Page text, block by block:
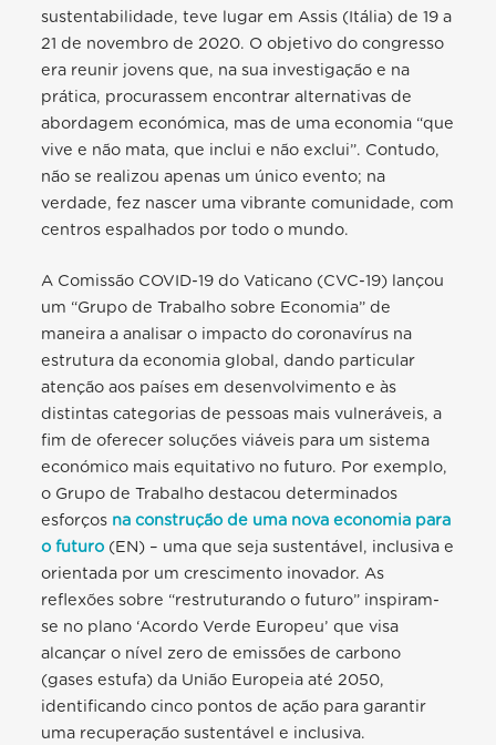
sustentabilidade, teve lugar em Assis (Itália) de 19 a
21 de novembro de 2020. O objetivo do congresso
era reunir jovens que, na sua investigação e na
prática, procurassem encontrar alternativas de
abordagem económica, mas de uma economia “que
vive e não mata, que inclui e não exclui”. Contudo,
não se realizou apenas um único evento; na
verdade, fez nascer uma vibrante comunidade, com
centros espalhados por todo o mundo.
A Comissão COVID-19 do Vaticano (CVC-19) lançou
um “Grupo de Trabalho sobre Economia” de
maneira a analisar o impacto do coronavírus na
estrutura da economia global, dando particular
atenção aos países em desenvolvimento e às
distintas categorias de pessoas mais vulneráveis, a
fim de oferecer soluções viáveis para um sistema
económico mais equitativo no futuro. Por exemplo,
o Grupo de Trabalho destacou determinados
esforços na construção de uma nova economia para
o futuro (EN) – uma que seja sustentável, inclusiva e
orientada por um crescimento inovador. As
reflexões sobre “restruturando o futuro” inspiram-
se no plano ‘Acordo Verde Europeu’ que visa
alcançar o nível zero de emissões de carbono
(gases estufa) da União Europeia até 2050,
identificando cinco pontos de ação para garantir
uma recuperação sustentável e inclusiva.